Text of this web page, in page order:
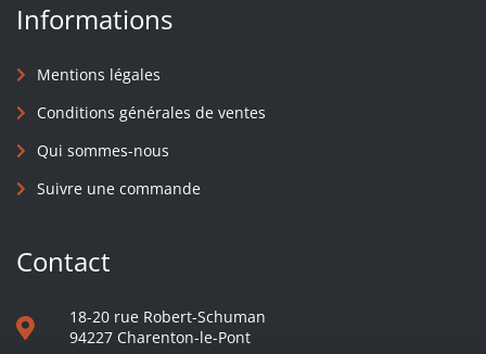
Informations
Mentions légales
Conditions générales de ventes
Qui sommes-nous
Suivre une commande
Contact
18-20 rue Robert-Schuman
94227 Charenton-le-Pont